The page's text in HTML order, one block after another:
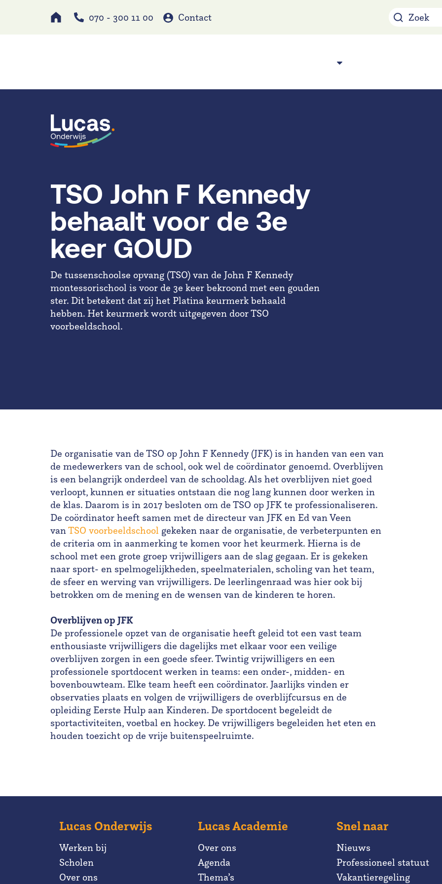
070 - 300 11 00 Contact
TSO John F Kennedy
behaalt voor de 3e
keer GOUD
De tussenschoolse opvang (TSO) van de John F Kennedy
montessorischool is voor de 3e keer bekroond met een gouden
ster. Dit betekent dat zij het Platina keurmerk behaald
hebben. Het keurmerk wordt uitgegeven door TSO
voorbeeldschool.
De organisatie van de TSO op John F Kennedy (JFK) is in handen van een van
de medewerkers van de school, ook wel de coördinator genoemd. Overblijven
is een belangrijk onderdeel van de schooldag. Als het overblijven niet goed
verloopt, kunnen er situaties ontstaan die nog lang kunnen door werken in
de klas. Daarom is in 2017 besloten om de TSO op JFK te professionaliseren.
De coördinator heeft samen met de directeur van JFK en Ed van Veen
vanTSO voorbeeldschool gekeken naar de organisatie, de verbeterpunten en
de criteria om in aanmerking te komen voor het keurmerk. Hierna is de
school met een grote groep vrijwilligers aan de slag gegaan. Er is gekeken
naar sport- en spelmogelijkheden, speelmaterialen, scholing van het team,
de sfeer en werving van vrijwilligers. De leerlingenraad was hier ook bij
betrokken om de mening en de wensen van de kinderen te horen.
Overblijven op JFK
De professionele opzet van de organisatie heeft geleid tot een vast team
enthousiaste vrijwilligers die dagelijks met elkaar voor een veilige
overblijven zorgen in een goede sfeer. Twintig vrijwilligers en een
professionele sportdocent werken in teams: een onder-, midden- en
bovenbouwteam. Elke team heeft een coördinator. Jaarlijks vinden er
observaties plaats en volgen de vrijwilligers de overblijfcursus en de
opleiding Eerste Hulp aan Kinderen. De sportdocent begeleidt de
sportactiviteiten, voetbal en hockey. De vrijwilligers begeleiden het eten en
houden toezicht op de vrije buitenspeelruimte.
Lucas Onderwijs
Werken bij
Scholen
Over ons
Lucas Academie
Over ons
Agenda
Thema’s
Snel naar
Nieuws
Professioneel statuut
Vakantieregeling